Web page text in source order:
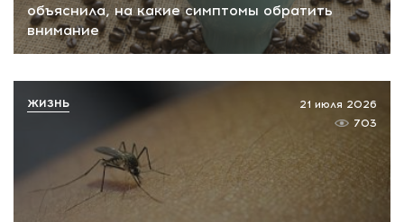
объяснила, на какие симптомы обратить
внимание
21 июля 2026
703
ЖИЗНЬ